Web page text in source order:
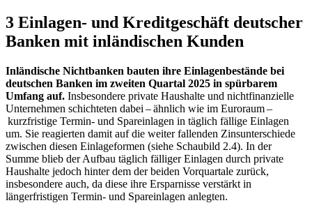
3 Einlagen- und Kreditgeschäft deutscher
Banken mit inländischen Kunden
Inländische Nichtbanken bauten ihre Einlagenbestände bei
deutschen Banken im zweiten Quartal 2025 in spürbarem
Umfang auf. Insbesondere private Haushalte und nichtfinanzielle
Unternehmen schichteten dabei – ähnlich wie im Euroraum –
kurzfristige Termin- und Spareinlagen in täglich fällige Einlagen
um. Sie reagierten damit auf die weiter fallenden Zinsunterschiede
zwischen diesen Einlageformen (siehe Schaubild 2.4). In der
Summe blieb der Aufbau täglich fälliger Einlagen durch private
Haushalte jedoch hinter dem der beiden Vorquartale zurück,
insbesondere auch, da diese ihre Ersparnisse verstärkt in
längerfristigen Termin- und Spareinlagen anlegten.